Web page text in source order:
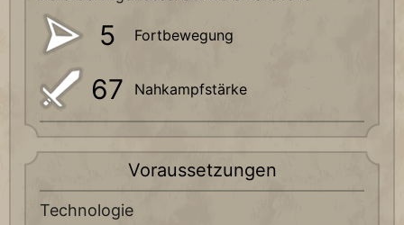
5 Fortbewegung
67 Nahkampfstärke
Voraussetzungen
Technologie